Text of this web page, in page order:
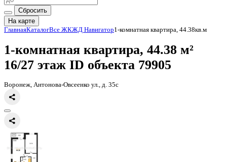
Сбросить
На карте
Главная КаталогВсе ЖК ЖД Навигатор
1-комнатная квартира, 44.38
16/27 этаж
Воронеж, Антонова-Овсеенко ул., д. 35с